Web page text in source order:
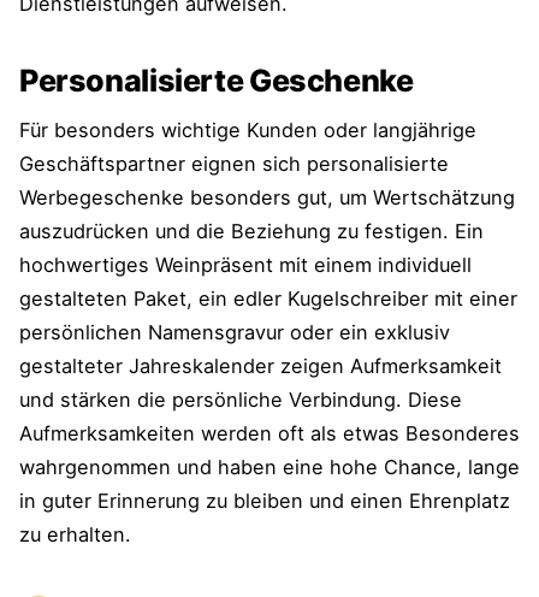
Personalisierte Geschenke
Für besonders wichtige Kunden oder langjährige
Geschäftspartner eignen sich personalisierte
Werbegeschenke besonders gut, um Wertschätzung
auszudrücken und die Beziehung zu festigen. Ein
hochwertiges Weinpräsent mit einem individuell
gestalteten Paket, ein edler Kugelschreiber mit einer
persönlichen Namensgravur oder ein exklusiv
gestalteter Jahreskalender zeigen Aufmerksamkeit
und stärken die persönliche Verbindung. Diese
Aufmerksamkeiten werden oft als etwas Besonderes
wahrgenommen und haben eine hohe Chance, lange
in guter Erinnerung zu bleiben und einen Ehrenplatz
zu erhalten.